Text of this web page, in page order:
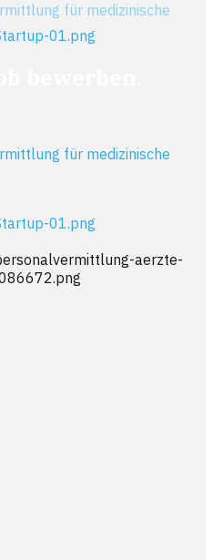
für medizinische
für medizinische